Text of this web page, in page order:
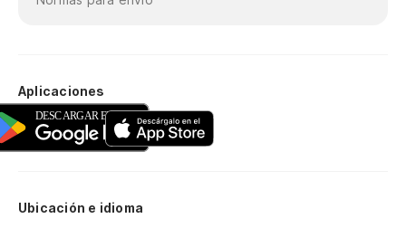
Aplicaciones
Ubicación e idioma